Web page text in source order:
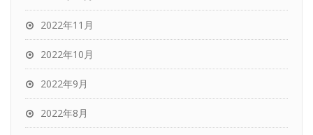
2022年11月
2022年10月
2022年9月
2022年8月